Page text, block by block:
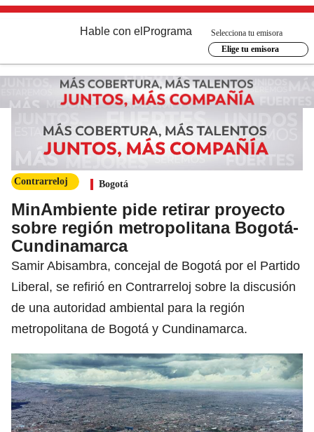
Hable con el Programa
Selecciona tu emisora
Elige tu emisora
Contrarreloj Bogotá
MinAmbiente pide retirar proyecto
sobre región metropolitana Bogotá-
Cundinamarca
Samir Abisambra, concejal de Bogotá por el Partido
Liberal, se refirió en Contrarreloj sobre la discusión
de una autoridad ambiental para la región
metropolitana de Bogotá y Cundinamarca.